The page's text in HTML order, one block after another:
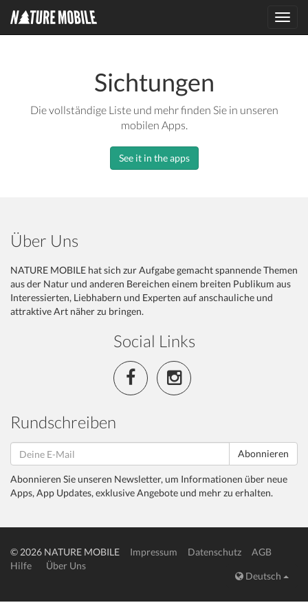
Sichtungen
Die vollständige Liste und mehr finden Sie in unseren
mobilen Apps.
See it in the apps
Über Uns
NATURE MOBILE hat sich zur Aufgabe gemacht spannende Themen
aus der Natur und anderen Bereichen einem breiten Publikum aus
Interessierten, Liebhabern und Experten auf anschauliche und
attraktive Art näher zu bringen.
Social Links
Rundschreiben
Abonnieren
Abonnieren Sie unseren Newsletter, um Informationen über neue
Apps, App Updates, exklusive Angebote und mehr zu erhalten.
© 2026 NATURE MOBILE Impressum Datenschutz
AGB
Hilfe
Über Uns
Deutsch